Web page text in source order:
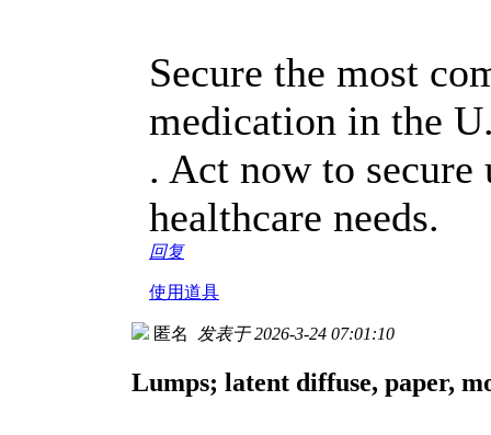
Secure the most
medication in the
. Act now to secure
healthcare needs.
回复
使用道具
匿名 发表于 2026-3-24 07:01:10
Lumps; latent diffuse, paper,